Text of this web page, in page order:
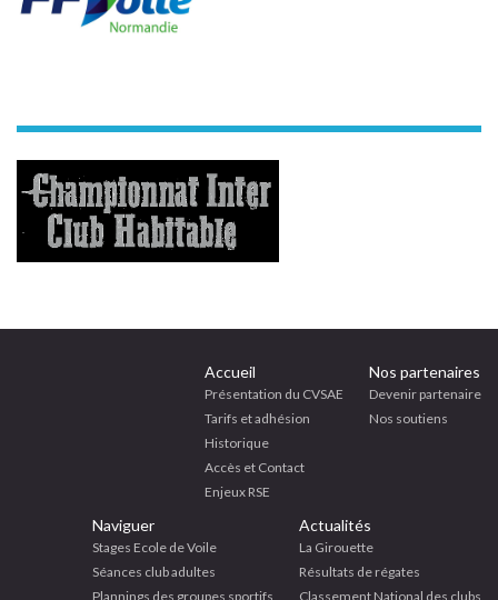
Accueil
Présentation du CVSAE
Tarifs et adhésion
Historique
Accès et Contact
Enjeux RSE
Nos partenaires
Devenir partenaire
Nos soutiens
Naviguer
Stages Ecole de Voile
Séances club adultes
Plannings des groupes sportifs
Actualités
La Girouette
Résultats de régates
Classement National des clubs